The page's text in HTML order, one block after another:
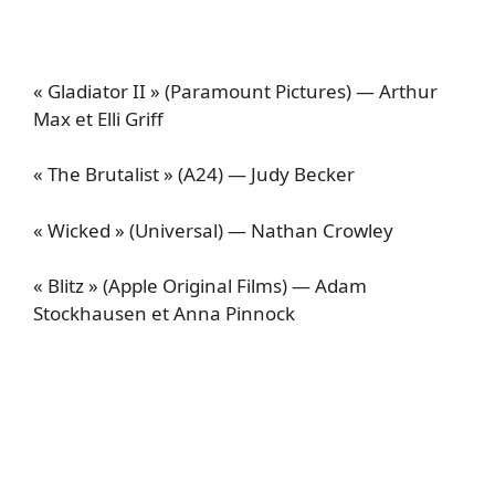
« Gladiator II » (Paramount Pictures) — Arthur
Max et Elli Griff
« The Brutalist » (A24) — Judy Becker
« Wicked » (Universal) — Nathan Crowley
« Blitz » (Apple Original Films) — Adam
Stockhausen et Anna Pinnock